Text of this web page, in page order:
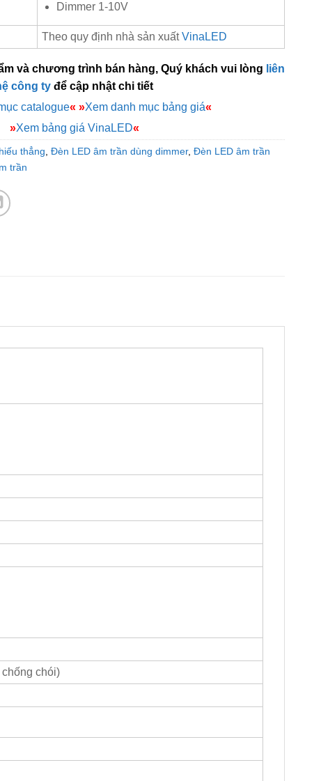
Dimmer 1-10V
Theo quy định nhà sản xuấtVinaLED
và chương trình bán hàng, Quý khách vui lòng liên
công ty để cập nhật chi tiết
catalogue« »Xem danh mục bảng giá«
»Xem bảng giá VinaLED«
thẳng, Đèn LED âm trần dùng dimmer, Đèn LED âm trần
trần
chói)